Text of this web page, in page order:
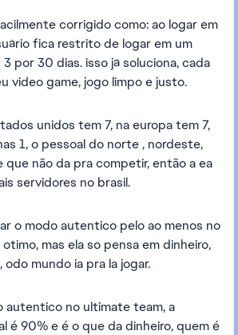
corrigido como: ao logar em
fica restrito de logar em um
por 30 dias. isso já soluciona, cada
video game, jogo limpo e justo.
unidos tem 7, na europa tem 7,
1, o pessoal do norte , nordeste,
não da pra competir, então a ea
servidores no brasil.
o modo autentico pelo ao menos no
mas ela so pensa em dinheiro,
mundo ia pra la jogar.
autentico no ultimate team, a
é 90% e é o que da dinheiro, quem é